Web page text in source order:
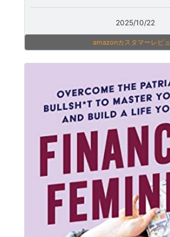
2025/10/22
amazonカスタマーレビ